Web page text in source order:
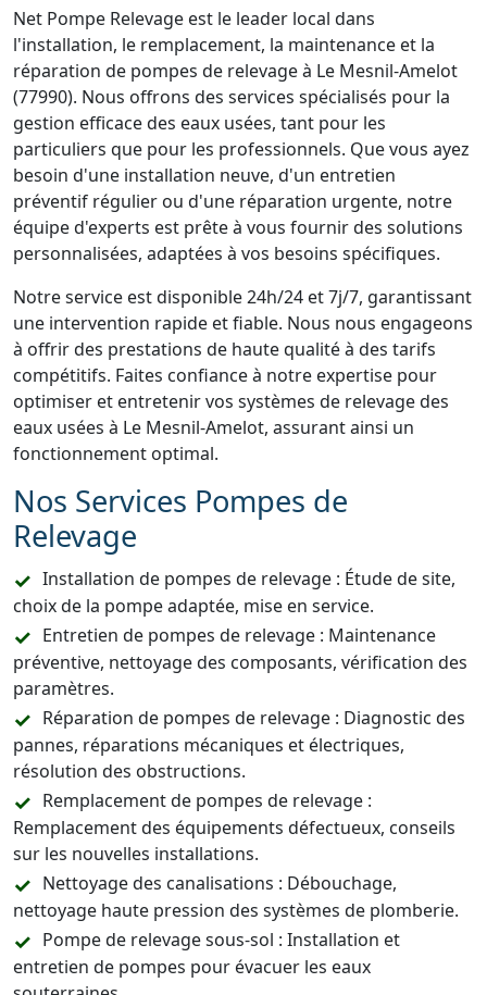
Net Pompe Relevage est le leader local dans
l'installation, le remplacement, la maintenance et la
réparation de pompes de relevage à Le Mesnil-Amelot
(77990). Nous offrons des services spécialisés pour la
gestion efficace des eaux usées, tant pour les
particuliers que pour les professionnels. Que vous ayez
besoin d'une installation neuve, d'un entretien
préventif régulier ou d'une réparation urgente, notre
équipe d'experts est prête à vous fournir des solutions
personnalisées, adaptées à vos besoins spécifiques.
Notre service est disponible 24h/24 et 7j/7, garantissant
une intervention rapide et fiable. Nous nous engageons
à offrir des prestations de haute qualité à des tarifs
compétitifs. Faites confiance à notre expertise pour
optimiser et entretenir vos systèmes de relevage des
eaux usées à Le Mesnil-Amelot, assurant ainsi un
fonctionnement optimal.
Nos Services Pompes de
Relevage
Installation de pompes de relevage : Étude de site,
choix de la pompe adaptée, mise en service.
Entretien de pompes de relevage : Maintenance
préventive, nettoyage des composants, vérification des
paramètres.
Réparation de pompes de relevage : Diagnostic des
pannes, réparations mécaniques et électriques,
résolution des obstructions.
Remplacement de pompes de relevage :
Remplacement des équipements défectueux, conseils
sur les nouvelles installations.
Nettoyage des canalisations : Débouchage,
nettoyage haute pression des systèmes de plomberie.
Pompe de relevage sous-sol : Installation et
entretien de pompes pour évacuer les eaux